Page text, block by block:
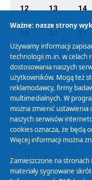
12 13 14
26 27 28
Polityka Prywatności
Zasady korzystania z
Organizacje Pożytku
Cyfryzacja DAB+
Polityka ochrony
Ważne: nasze strony
Używamy informacji
technologii m.in. w celach
dostosowania naszych
użytkowników. Mogą też
reklamodawcy, firmy
multimedialnych. W
można zmienić ustawienia
naszych serwisów
cookies oznacza, że będą
Więcej informacji można
Zamieszczone na
materiały sygnowane